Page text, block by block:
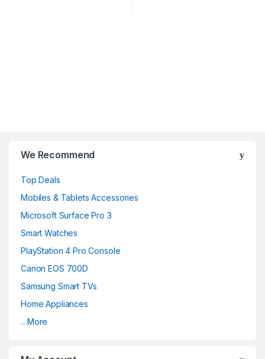
We Recommend
Top Deals
Mobiles & Tablets Accessories
Microsoft Surface Pro 3
Smart Watches
PlayStation 4 Pro Console
Canon EOS 700D
Samsung Smart TVs
Home Appliances
…More